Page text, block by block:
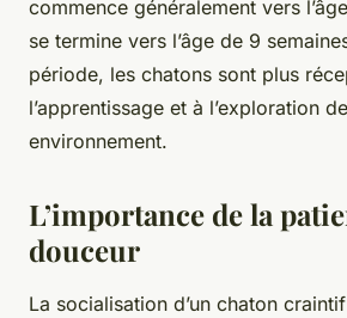
commence généralement vers
se termine vers l’âge de 9
période, les chatons sont plus
l’apprentissage et à l’exploration
environnement.
L’importance de la
douceur
La socialisation d’un chaton